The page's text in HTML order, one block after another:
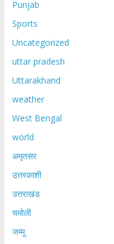
Punjab
Sports
Uncategorized
uttar pradesh
Uttarakhand
weather
West Bengal
world
अमृतसर
उत्तरकाशी
उत्तराखंड
चमोली
जम्मू